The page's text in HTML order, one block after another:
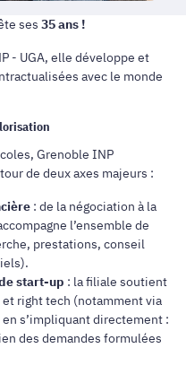
ses 35 ans !
- UGA, elle développe et
avec le monde
Grenoble INP
de deux axes majeurs :
: de la négociation à la
l’ensemble de
prestations, conseil
start-up : la filiale soutient
right tech (notamment via
s’impliquant directement :
des demandes formulées